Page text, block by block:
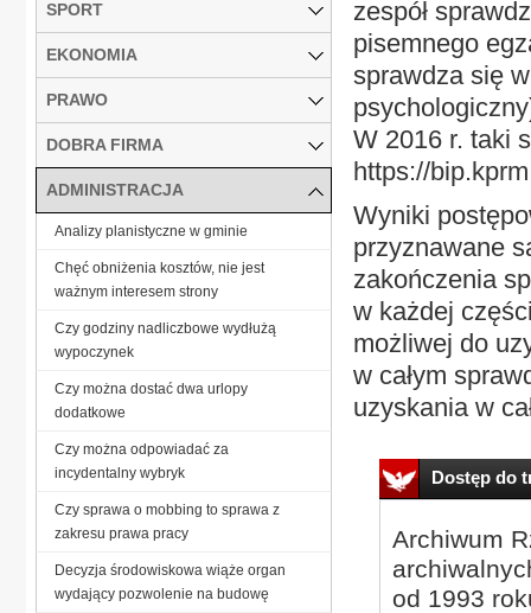
zespół
pisemnego
sprawdza się
W 2016 r. taki
https://
Wyniki
przyznawane
zakończenia
w każdej
możliwej do
w całym
uzyskania w
Dostęp do
Archiwum
od 1993
SPORT
EKONOMIA
PRAWO
DOBRA FIRMA
ADMINISTRACJA
Analizy planistyczne w gminie
Chęć obniżenia kosztów, nie jest
ważnym interesem strony
Czy godziny nadliczbowe wydłużą
wypoczynek
Czy można dostać dwa urlopy
dodatkowe
Czy można odpowiadać za
incydentalny wybryk
Czy sprawa o mobbing to sprawa z
zakresu prawa pracy
Decyzja środowiskowa wiąże organ
wydający pozwolenie na budowę